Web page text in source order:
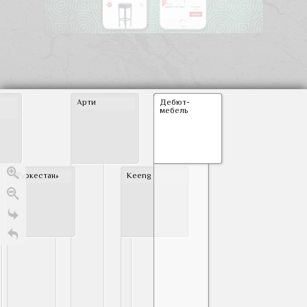
«Туркестан»
Арти
Keeng
Дебют-
мебель